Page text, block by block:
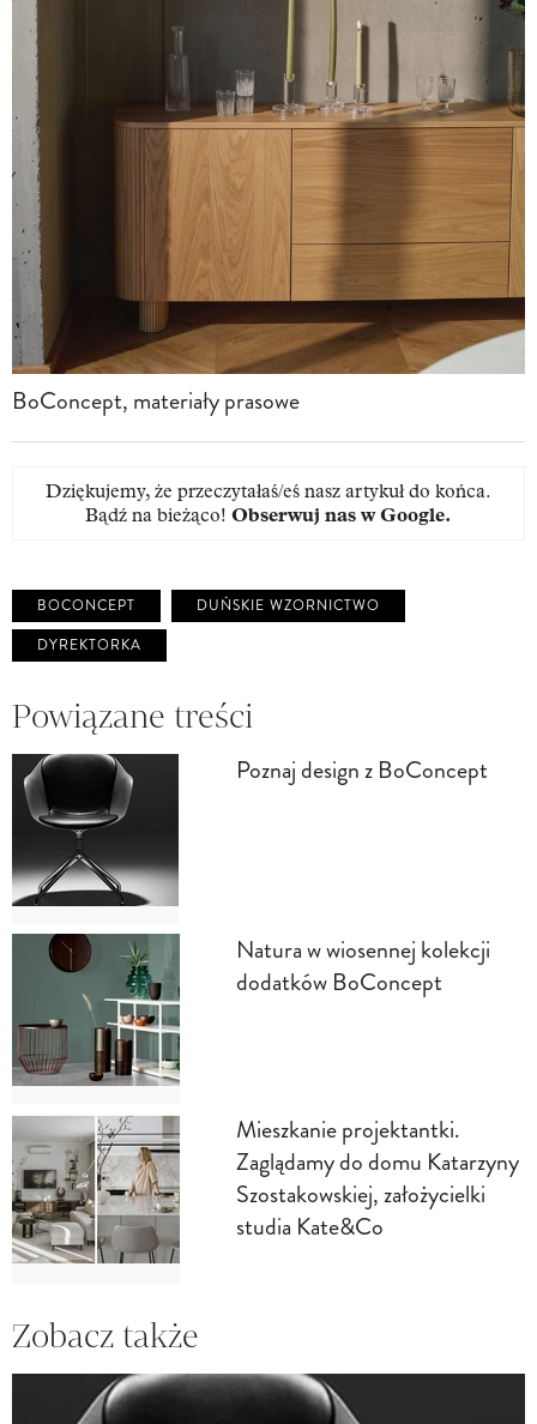
BoConcept, materiały prasowe
Dziękujemy, że przeczytałaś/eś nasz artykuł do końca.
Bądź na bieżąco! Obserwuj nas w Google.
BOCONCEPT
DUŃSKIE WZORNICTWO
DYREKTORKA
Powiązane treści
Poznaj design z BoConcept
Natura w wiosennej kolekcji
dodatków BoConcept
Mieszkanie projektantki.
Zaglądamy do domu Katarzyny
Szostakowskiej, założycielki
studia Kate&Co
Zobacz także